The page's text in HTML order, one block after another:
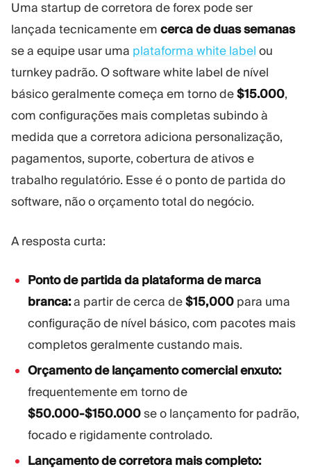
Uma startup de corretora de forex pode ser
lançada tecnicamente em cerca de duas semanas
se a equipe usar uma plataforma white label ou
turnkey padrão. O software white label de nível
básico geralmente começa em torno de$15.000,
com configurações mais completas subindo à
medida que a corretora adiciona personalização,
pagamentos, suporte, cobertura de ativos e
trabalho regulatório. Esse é o ponto de partida do
software, não o orçamento total do negócio.
A resposta curta:
Ponto de partida da plataforma de marca
branca:a partir de cerca de$15,000 para uma
configuração de nível básico, com pacotes mais
completos geralmente custando mais.
Orçamento de lançamento comercial enxuto:
frequentemente em torno de
$50.000-$150.000se o lançamento for padrão,
focado e rigidamente controlado.
Lançamento de corretora mais completo:
Plataforma Trading Administração
RECURSOS
Guia de marketing
Blog
Glossário
Tutoriais em vídeo
Calculadora de lucro
Plano de negócios
MAIS
Sobre nós
Equipe
Eventos
Números
Notícias da empresa
Carreiras
Sustentabilidade